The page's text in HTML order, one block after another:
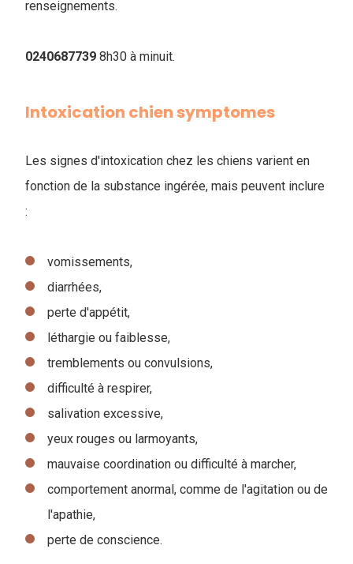
renseignements.
0240687739 8h30 à minuit.
Intoxication chien symptomes
Les signes d'intoxication chez les chiens varient en
fonction de la substance ingérée, mais peuvent inclure
:
vomissements,
diarrhées,
perte d'appétit,
léthargie ou faiblesse,
tremblements ou convulsions,
difficulté à respirer,
salivation excessive,
yeux rouges ou larmoyants,
mauvaise coordination ou difficulté à marcher,
comportement anormal, comme de l'agitation ou de
l'apathie,
perte de conscience.